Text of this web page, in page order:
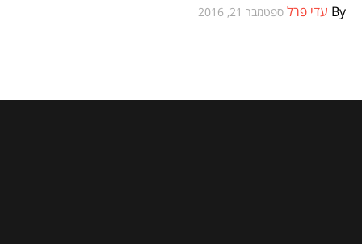
By עדי פרל ספטמבר 21, 2016